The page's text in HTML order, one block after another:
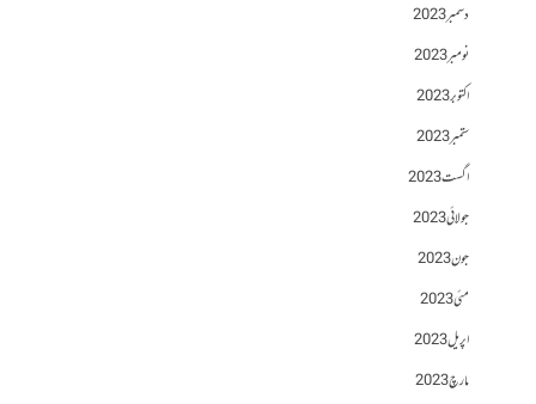
دسمبر 2023
نومبر 2023
اکتوبر 2023
ستمبر 2023
اگست 2023
جولائی 2023
جون 2023
مئی 2023
اپریل 2023
مارچ 2023